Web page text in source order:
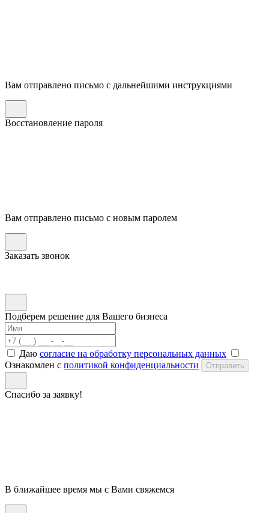
Вам отправлено письмо с дальнейшими инструкциями
Восстановление пароля
Вам отправлено письмо с новым паролем
Заказать звонок
Подберем решение для Вашего бизнеса
Даю согласие на обработку персональных данных
Ознакомлен с политикой конфиденциальности Отправить
Спасибо за заявку!
В ближайшее время мы с Вами свяжемся